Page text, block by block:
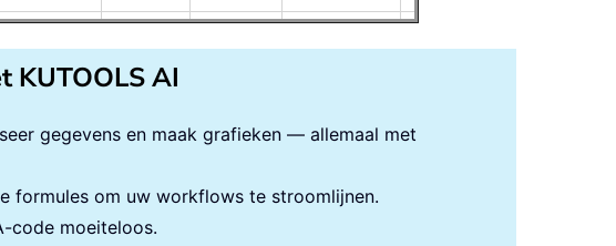
KUTOOLS AI
gegevens en maak grafieken — allemaal met
formules om uw workflows te stroomlijnen.
code moeiteloos.